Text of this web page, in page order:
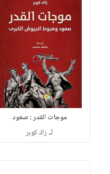
موجات القدر : صعود
لـ زاك كوبر